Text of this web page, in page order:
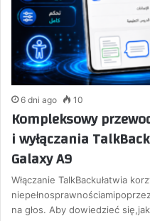
6 dni ago 10
Kompleksowy
i wyłączania
Galaxy A9
Włączanie TalkBackułatwia
na głos. Aby dowiedzieć